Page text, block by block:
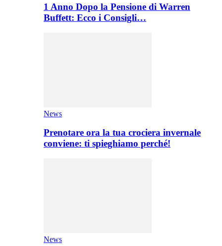
1 Anno Dopo la Pensione di Warren
Buffett: Ecco i Consigli…
News
Prenotare ora la tua crociera invernale
conviene: ti spieghiamo perché!
News